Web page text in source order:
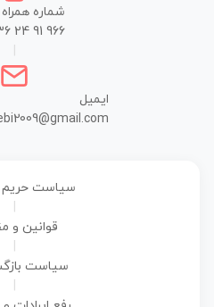
شماره همراه
24 91 966
ایمیل
سیاست
قوانین و
سیاست